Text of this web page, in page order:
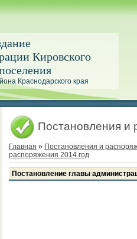
Кировского
Краснодарского края
Постановления и
Главная » Постановления и
распоряжения 2014 год
Постановление главы